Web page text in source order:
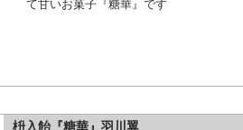
て甘いお菓子『糖華』です
枡入飴『糖華』羽川翼